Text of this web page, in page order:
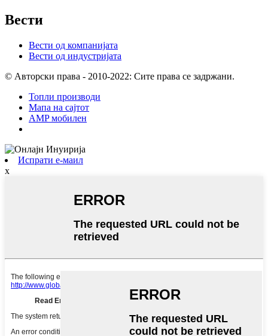
Вести
Вести од компанијата
Вести од индустријата
© Авторски права - 2010-2022: Сите права се задржани.
Топли производи
Мапа на сајтот
AMP мобилен
Испрати е-маил
x